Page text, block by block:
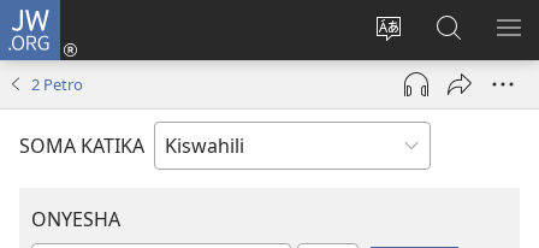
JW.ORG
Badili
lugha
ya
tovuti
Ingia
(opens
window)
Tafuta
Katika
JW.ORG
2 Petro
SOMA KATIKA
ONYESHA